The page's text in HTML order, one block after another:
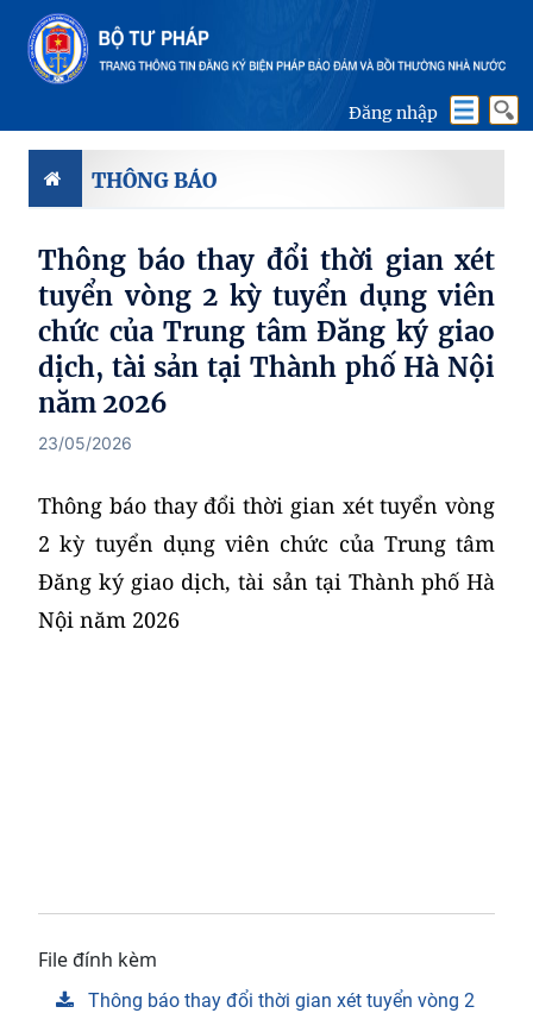
Đăng nhập
THÔNG BÁO
Thông báo thay đổi thời gian xét
tuyển vòng 2 kỳ tuyển dụng viên
chức của Trung tâm Đăng ký giao
dịch, tài sản tại Thành phố Hà Nội
năm 2026
23/05/2026
Thông báo thay đổi thời gian xét tuyển vòng
2 kỳ tuyển dụng viên chức của Trung tâm
Đăng ký giao dịch, tài sản tại Thành phố Hà
Nội năm 2026
File đính kèm
Thông báo thay đổi thời gian xét tuyển vòng 2